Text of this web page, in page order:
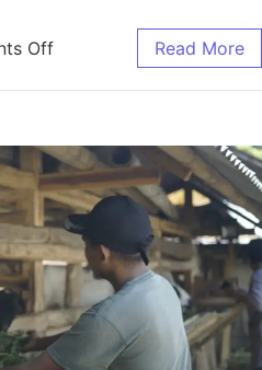
Off Read More